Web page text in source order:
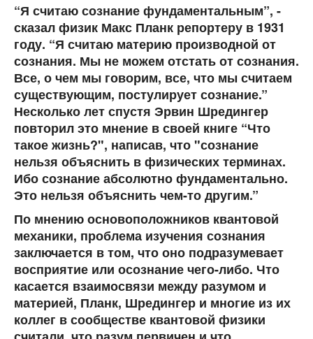
“Я считаю сознание фундаментальным”, -
сказал физик Макс Планк репортеру в 1931
году. “Я считаю материю производной от
сознания. Мы не можем отстать от сознания.
Все, о чем мы говорим, все, что мы считаем
существующим, постулирует сознание.”
Несколько лет спустя Эрвин Шредингер
повторил это мнение в своей книге “Что
такое жизнь?", написав, что "сознание
нельзя объяснить в физических терминах.
Ибо сознание абсолютно фундаментально.
Это нельзя объяснить чем-то другим.”
По мнению основоположников квантовой
механики, проблема изучения сознания
заключается в том, что оно подразумевает
восприятие или осознание чего-либо. Что
касается взаимосвязи между разумом и
материей, Планк, Шредингер и многие из их
коллег в сообществе квантовой физики